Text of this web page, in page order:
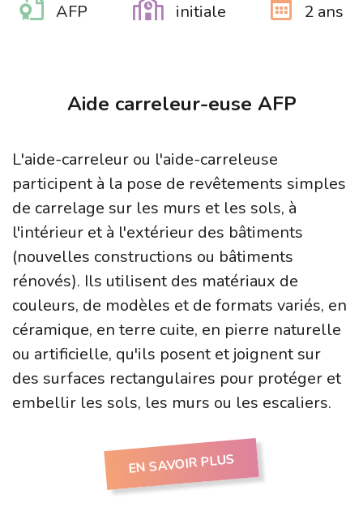
AFP initiale 2 ans
Aide carreleur-euse AFP
L'aide-carreleur ou l'aide-carreleuse
participent à la pose de revêtements simples
de carrelage sur les murs et les sols, à
l'intérieur et à l'extérieur des bâtiments
(nouvelles constructions ou bâtiments
rénovés). Ils utilisent des matériaux de
couleurs, de modèles et de formats variés, en
céramique, en terre cuite, en pierre naturelle
ou artificielle, qu'ils posent et joignent sur
des surfaces rectangulaires pour protéger et
embellir les sols, les murs ou les escaliers.
EN SAVOIR PLUS